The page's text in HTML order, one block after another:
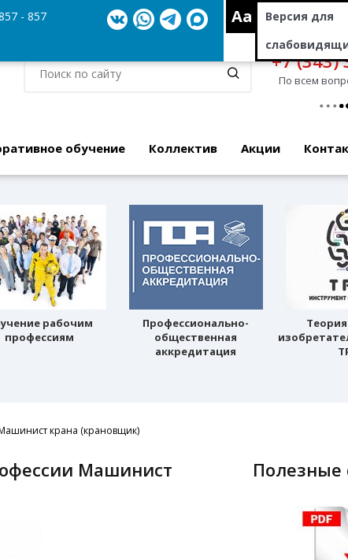
- 857 Aa
Версия для
+7 (343)
По всем
обучение Коллектив Акции
рабочим
профессиям
Профессионально-
общественная
аккредитация
крана (крановщик)